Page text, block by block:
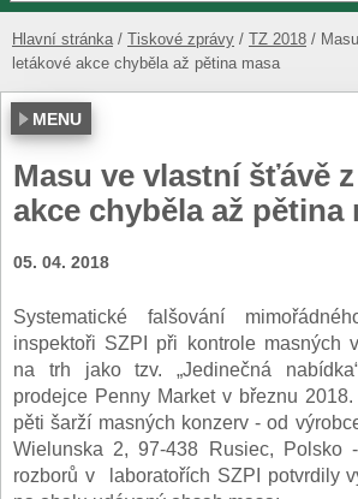
Hlavní stránka Tiskové zprávy TZ 2018
letákové akce chyběla až pětina masa
MENU
Masu ve vlastní šťávě
akce chyběla až pětina
05. 04. 2018
Systematické falšování
inspektoři SZPI při kontrole masných
na trh jako tzv. „Jedinečná
prodejce Penny Market v březnu
pěti šarží masných konzerv - od
Wielunska 2, 97-438 Rusiec, Polsko
rozborů v laboratořích SZPI potvrdily